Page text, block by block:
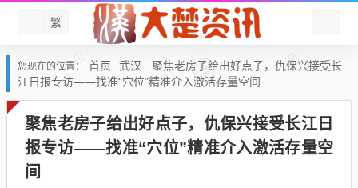
繁
您现在的位置： 首页 武汉
聚焦老房子给出好点子，仇保兴接受长
江日报专访——找准“穴位”精准介入激活存量空间
聚焦老房子给出好点子，仇保兴接受长江日
报专访——找准“穴位”精准介入激活存量空
间